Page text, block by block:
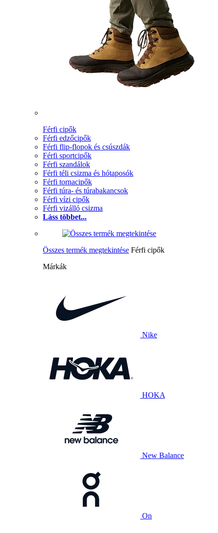
Férfi cipők
Férfi edzőcipők
Férfi flip-flopok és csúszdák
Férfi sportcipők
Férfi szandálok
Férfi téli csizma és hótaposók
Férfi tornacipők
Férfi túra- és túrabakancsok
Férfi vízi cipők
Férfi vizálló csizma
Láss többet...
Összes termék megtekintése Férfi cipők
Márkák
Nike
HOKA
New Balance
On